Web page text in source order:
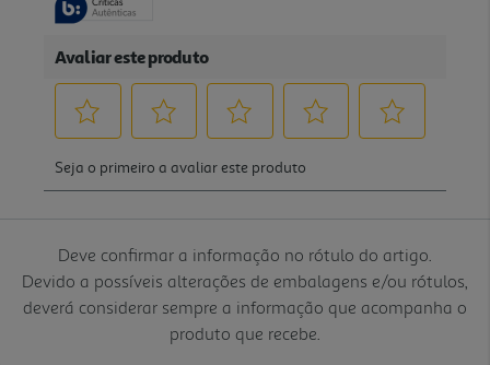
Deve confirmar a informação no rótulo do artigo.
Devido a possíveis alterações de embalagens e/ou rótulos,
deverá considerar sempre a informação que acompanha o
produto que recebe.